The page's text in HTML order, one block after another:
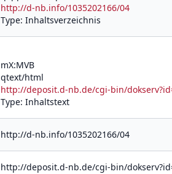
http://d-nb.info/1035202166/04
Type: Inhaltsverzeichnis
mX:MVB
qtext/html
http://deposit.d-nb.de/cgi-bin/
Type: Inhaltstext
http://d-nb.info/1035202166/04
http://deposit.d-nb.de/cgi-bin/